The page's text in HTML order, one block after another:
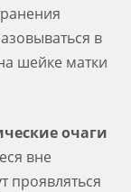
в
шейке матки
очаги
вне
проявляться